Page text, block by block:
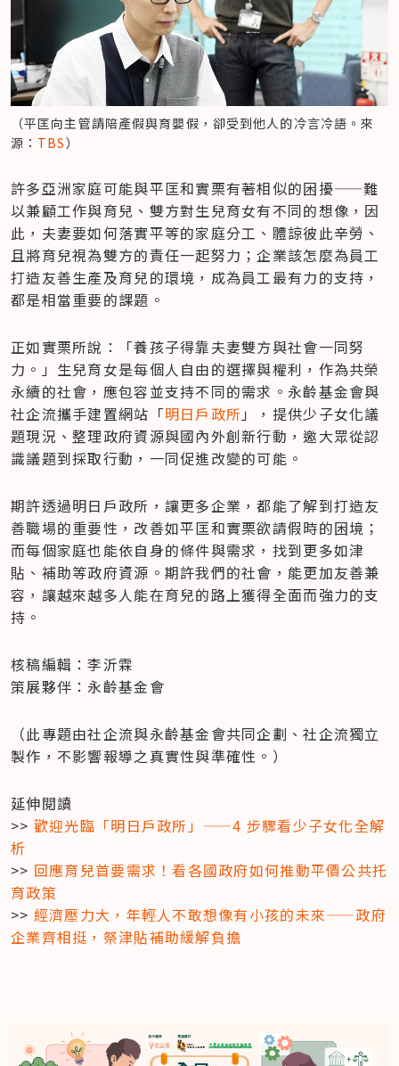
（平匡向主管請陪產假與育嬰假，卻受到他人的冷言冷語。來
源： TBS）
​許多亞洲家庭可能與平匡和實栗有著相似的困擾——難
以兼顧工作與育兒、雙方對生兒育女有不同的想像，因
此，夫妻要如何落實平等的家庭分工、體諒彼此辛勞、
且將育兒視為雙方的責任一起努力；企業該怎麼為員工
打造友善生產及育兒的環境，成為員工最有力的支持，
都是相當重要的課題。
正如實栗所說：「養孩子得靠夫妻雙方與社會一同努
力。」生兒育女是每個人自由的選擇與權利，作為共榮
永續的社會，應包容並支持不同的需求。永齡基金會與
社企流攜手建置網站「明日戶政所 」，提供少子女化議
題現況、整理政府資源與國內外創新行動，邀大眾從認
識議題到採取行動，一同促進改變的可能。
期許透過明日戶政所，讓更多企業，都能了解到打造友
善職場的重要性，改善如平匡和實栗欲請假時的困境；
而每個家庭也能依自身的條件與需求，找到更多如津
貼、補助等政府資源。期許我們的社會，能更加友善兼
容，讓越來越多人能在育兒的路上獲得全面而強力的支
持。
核稿編輯：李沂霖
​策展夥伴：永齡基金會
（此專題由社企流與永齡基金會共同企劃、社企流獨立
製作，不影響報導之真實性與準確性。）
延伸閱讀
>> 歡迎光臨「明日戶政所」——4 步驟看少子女化全解
析
>> 回應育兒首要需求！看各國政府如何推動平價公共托
育政策
>> 經濟壓力大，年輕人不敢想像有小孩的未來——政府
企業齊相挺，祭津貼補助緩解負擔